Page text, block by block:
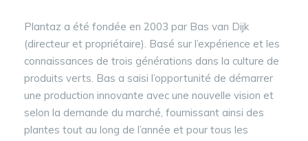
Plantaz a été fondée en 2003 par Bas van Dijk
(directeur et propriétaire). Basé sur l’expérience et les
connaissances de trois générations dans la culture de
produits verts. Bas a saisi l’opportunité de démarrer
une production innovante avec une nouvelle vision et
selon la demande du marché, fournissant ainsi des
plantes tout au long de l’année et pour tous les